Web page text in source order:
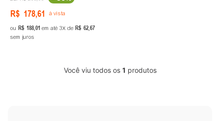
R$ 178,61 à vista
ou R$ 188,01 em até 3 de R$ 62,67
sem juros
Você viu todos os 1 produtos